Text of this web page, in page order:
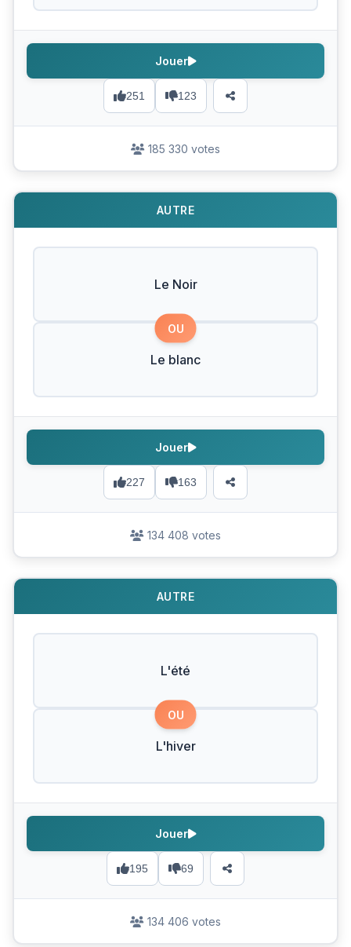
251 123
Jouer
185 330 votes
AUTRE
Le Noir
OU
Le blanc
227 163
Jouer
134 408 votes
AUTRE
L'été
OU
L'hiver
195 69
Jouer
134 406 votes